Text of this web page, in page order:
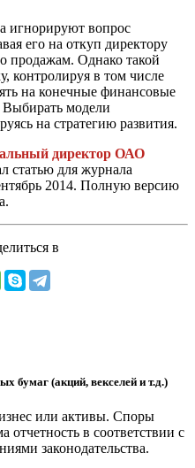
игнорируют вопрос
его на откуп директору
продажам. Однако такой
контролируя в том числе
на конечные финансовые
Выбирать модели
на стратегию развития.
директор ОАО
статью для журнала
2014. Полную версию
в
бумаг (акций, векселей и т.д.)
или активы. Споры
в соответствии с
законодательства.